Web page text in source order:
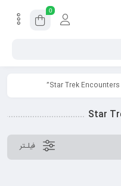
0
فیلـتر